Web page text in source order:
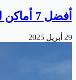
أفضل 7 أماكن للزيارة في جدة
29 أبريل 2025